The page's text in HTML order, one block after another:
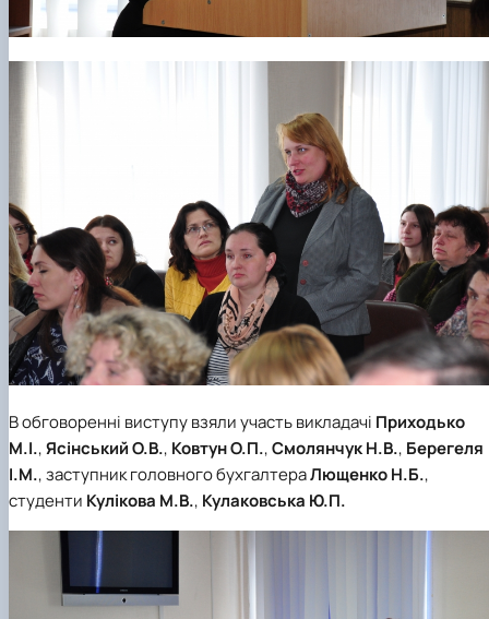
В обговоренні виступу взяли участь викладачі Приходько
М.І.,Ясінський О.В., Ковтун О.П.,Смолянчук Н.В., Берегеля
І.М., заступник головного бухгалтераЛющенко Н.Б.,
студенти Кулікова М.В., Кулаковська Ю.П.